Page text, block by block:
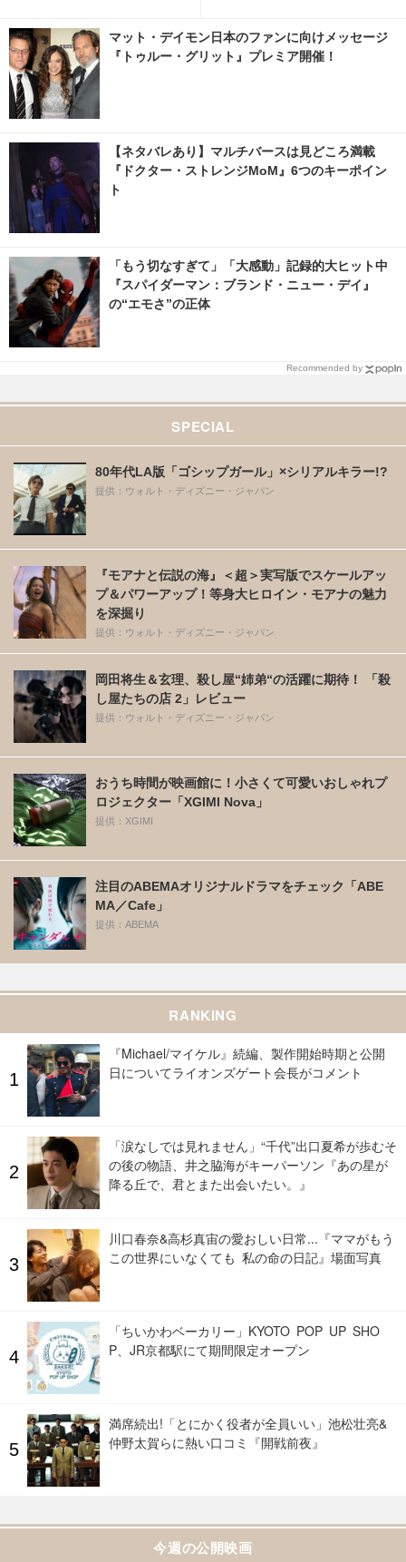
nemacafe.net
マット・デイモン日本のファンに向けメッセージ
『トゥルー・グリット』プレミア開催！
【ネタバレあり】マルチバースは見どころ満載
『ドクター・ストレンジMoM』6つのキーポイン
ト
「もう切なすぎて」「大感動」記録的大ヒット中
『スパイダーマン：ブランド・ニュー・デイ』
の“エモさ”の正体
Recommended by
SPECIAL
80年代LA版「ゴシップガール」×シリアルキラー!?
提供：ウォルト・ディズニー・ジャパン
『モアナと伝説の海』＜超＞実写版でスケールアッ
プ＆パワーアップ！等身大ヒロイン・モアナの魅力
を深掘り
提供：ウォルト・ディズニー・ジャパン
岡田将生＆玄理、殺し屋“姉弟“の活躍に期待！ 「殺
し屋たちの店 2」レビュー
提供：ウォルト・ディズニー・ジャパン
おうち時間が映画館に！小さくて可愛いおしゃれプ
ロジェクター「XGIMI Nova」
提供：XGIMI
注目のABEMAオリジナルドラマをチェック「ABE
MA／Cafe」
提供：ABEMA
RANKING
『Michael/マイケル』続編、製作開始時期と公開
日についてライオンズゲート会長がコメント
「涙なしでは見れません」“千代”出口夏希が歩むそ
の後の物語、井之脇海がキーパーソン『あの星が
降る丘で、君とまた出会いたい。』
川口春奈&高杉真宙の愛おしい日常...『ママがもう
この世界にいなくても 私の命の日記』場面写真
「ちいかわベーカリー」KYOTO POP UP SHO
P、JR京都駅にて期間限定オープン
満席続出!「とにかく役者が全員いい」池松壮亮&
仲野太賀らに熱い口コミ『開戦前夜』
今週の公開映画